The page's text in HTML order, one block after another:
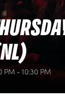
PM - 10:30 PM